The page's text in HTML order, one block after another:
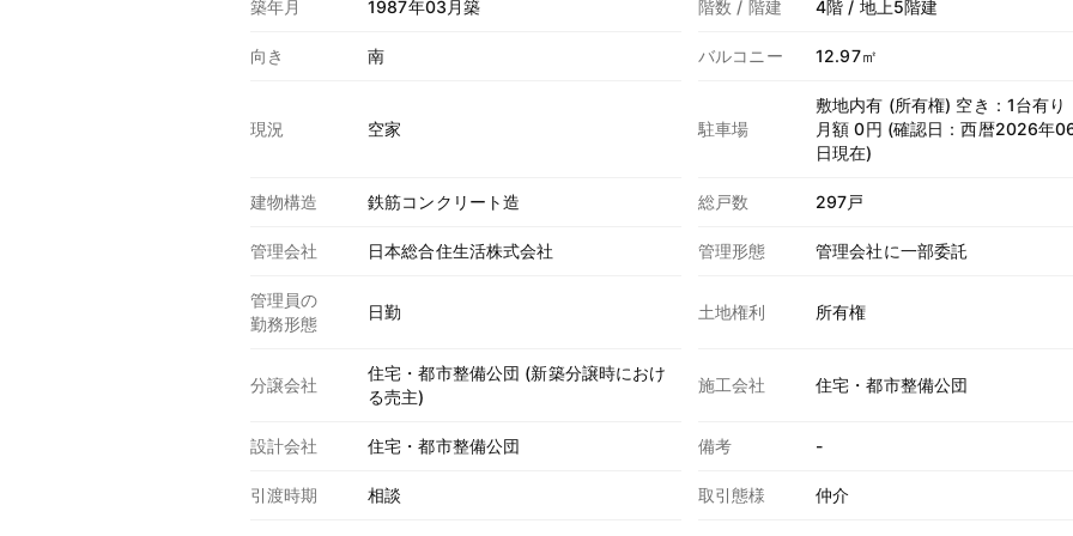
築年月 1987年03月築 階数 / 階建 4階 / 地上5階建
向き 南 バルコニー 12.97㎡
現況 空家 駐車場
敷地内有 (所有権) 空き：1台有り
月額 0円 (確認日：西暦2026年
日現在)
建物構造 鉄筋コンクリート造 総戸数 297戸
管理会社 日本総合住生活株式会社 管理形態 管理会社に一部委託
管理員の
勤務形態
日勤 土地権利 所有権
分譲会社
住宅・都市整備公団 (新築分譲時におけ
る売主)
施工会社 住宅・都市整備公団
設計会社 住宅・都市整備公団 備考 -
引渡時期 相談 取引態様 仲介